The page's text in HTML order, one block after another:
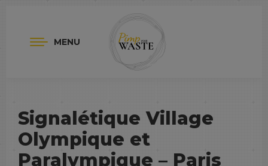
MENU
Signalétique Village
Olympique et
Paralympique – Paris